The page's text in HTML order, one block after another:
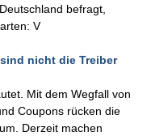
befragt,
V
nicht die Treiber
Mit dem Wegfall von
Coupons rücken die
Derzeit machen